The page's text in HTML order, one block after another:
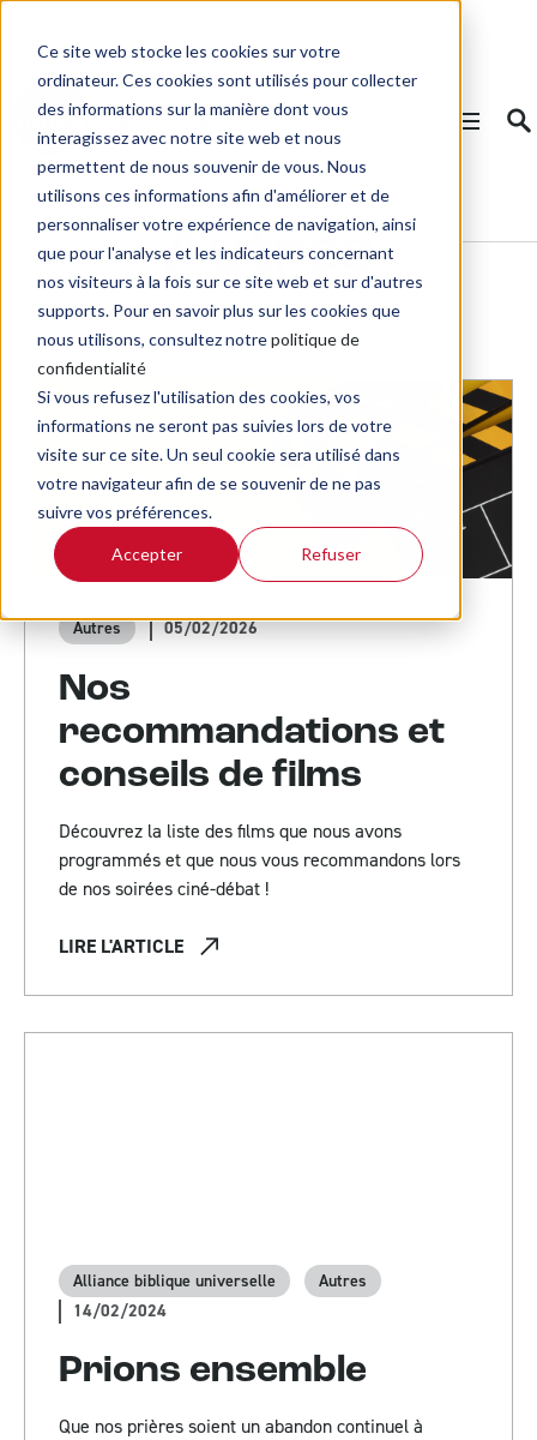
Ce site web stocke les cookies sur votre
ordinateur. Ces cookies sont utilisés pour collecter
des informations sur la manière dont vous
interagissez avec notre site web et nous
permettent de nous souvenir de vous. Nous
utilisons ces informations afin d'améliorer et de
personnaliser votre expérience de navigation, ainsi
que pour l'analyse et les indicateurs concernant
nos visiteurs à la fois sur ce site web et sur d'autres
supports. Pour en savoir plus sur les cookies que
nous utilisons, consultez notrepolitique de
confidentialité
Si vous refusez l'utilisation des cookies, vos
informations ne seront pas suivies lors de votre
visite sur ce site. Un seul cookie sera utilisé dans
votre navigateur afin de se souvenir de ne pas
suivre vos préférences.
Accepter Refuser
RETOUR AU BLOG
Autres
Autres 05/02/2026
Nos
recommandations et
conseils de films
Découvrez la liste des films que nous avons
programmés et que nous vous recommandons lors
de nos soirées ciné-débat !
LIRE L'ARTICLE
Alliance biblique universelle
Autres
14/02/2024
Prions ensemble
Que nos prières soient un abandon continuel à